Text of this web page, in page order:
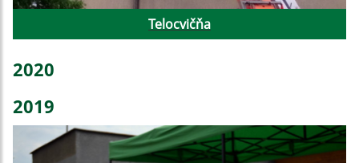
Telocvičňa
2020
2019